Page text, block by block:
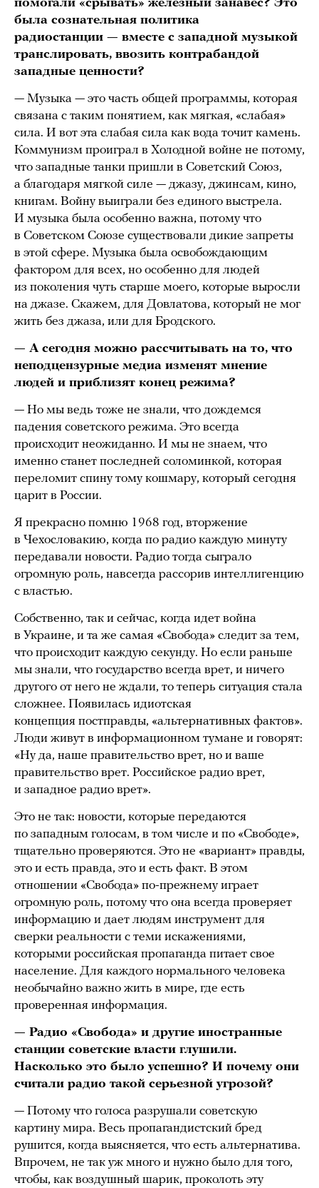
помогали «срывать» железный занавес? Это
была сознательная политика
радиостанции — вместе с западной музыкой
транслировать, ввозить контрабандой
западные ценности?
— Музыка — это часть общей программы, которая
связана с таким понятием, как мягкая, «слабая»
сила. И вот эта слабая сила как вода точит камень.
Коммунизм проиграл в Холодной войне не потому,
что западные танки пришли в Советский Союз,
а благодаря мягкой силе — джазу, джинсам, кино,
книгам. Войну выиграли без единого выстрела.
И музыка была особенно важна, потому что
в Советском Союзе существовали дикие запреты
в этой сфере. Музыка была освобождающим
фактором для всех, но особенно для людей
из поколения чуть старше моего, которые выросли
на джазе. Скажем, для Довлатова, который не мог
жить без джаза, или для Бродского.
— А сегодня можно рассчитывать на то, что
неподцензурные медиа изменят мнение
людей и приблизят конец режима?
— Но мы ведь тоже не знали, что дождемся
падения советского режима. Это всегда
происходит неожиданно. И мы не знаем, что
именно станет последней соломинкой, которая
переломит спину тому кошмару, который сегодня
царит в России.
Я прекрасно помню 1968 год, вторжение
в Чехословакию, когда по радио каждую минуту
передавали новости. Радио тогда сыграло
огромную роль, навсегда рассорив интеллигенцию
с властью.
Собственно, так и сейчас, когда идет война
в Украине, и та же самая «Свобода» следит за тем,
что происходит каждую секунду. Но если раньше
мы знали, что государство всегда врет, и ничего
другого от него не ждали, то теперь ситуация стала
сложнее. Появилась идиотская
концепция постправды, «альтернативных фактов».
Люди живут в информационном тумане и говорят:
«Ну да, наше правительство врет, но и ваше
правительство врет. Российское радио врет,
и западное радио врет».
Это не так: новости, которые передаются
по западным голосам, в том числе и по «Свободе»,
тщательно проверяются. Это не «вариант» правды,
это и есть правда, это и есть факт. В этом
отношении «Свобода» по-прежнему играет
огромную роль, потому что она всегда проверяет
информацию и дает людям инструмент для
сверки реальности с теми искажениями,
которыми российская пропаганда питает свое
население. Для каждого нормального человека
необычайно важно жить в мире, где есть
проверенная информация.
— Радио «Свобода» и другие иностранные
станции советские власти глушили.
Насколько это было успешно? И почему они
считали радио такой серьезной угрозой?
— Потому что голоса разрушали советскую
картину мира. Весь пропагандистский бред
рушится, когда выясняется, что есть альтернатива.
Впрочем, не так уж много и нужно было для того,
чтобы, как воздушный шарик, проколоть эту